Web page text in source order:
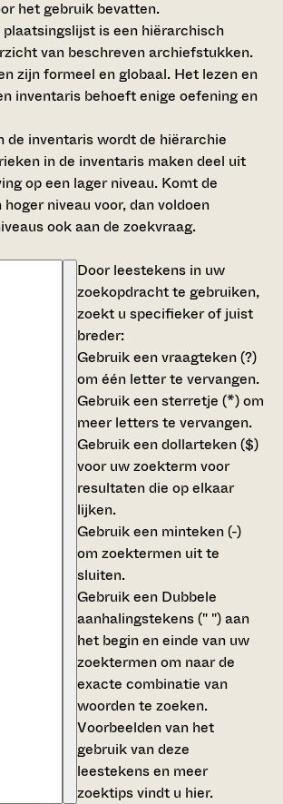
het gebruik bevatten.
is een hiërarchisch
van beschreven archiefstukken.
zijn formeel en globaal. Het lezen en
inventaris behoeft enige oefening en
de inventaris wordt de hiërarchie
in de inventaris maken deel uit
op een lager niveau. Komt de
niveau voor, dan voldoen
ook aan de zoekvraag.
Door leestekens in uw
zoekopdracht te gebruiken,
zoekt u specifieker of juist
breder:
Gebruik eenvraagteken (?)
om één letter te vervangen.
Gebruik eensterretje (*)om
meer letters te vervangen.
Gebruik eendollarteken ($)
voor uw zoekterm voor
resultaten die op elkaar
lijken.
Gebruik een minteken (-)
om zoektermen uit te
sluiten.
Gebruik een Dubbele
aanhalingstekens (" ")aan
het begin en einde van uw
zoektermen om naar de
exacte combinatie van
woorden te zoeken.
Voorbeelden van het
gebruik van deze
leestekens en meer
zoektips vindt u hier.